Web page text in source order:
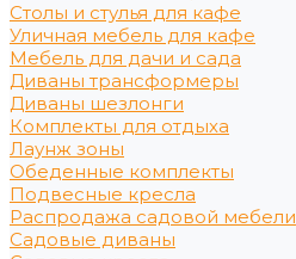
Столы и стулья для кафе
Уличная мебель для кафе
Мебель для дачи и сада
Диваны трансформеры
Диваны шезлонги
Комплекты для отдыха
Лаунж зоны
Обеденные комплекты
Подвесные кресла
Распродажа садовой мебели
Садовые диваны